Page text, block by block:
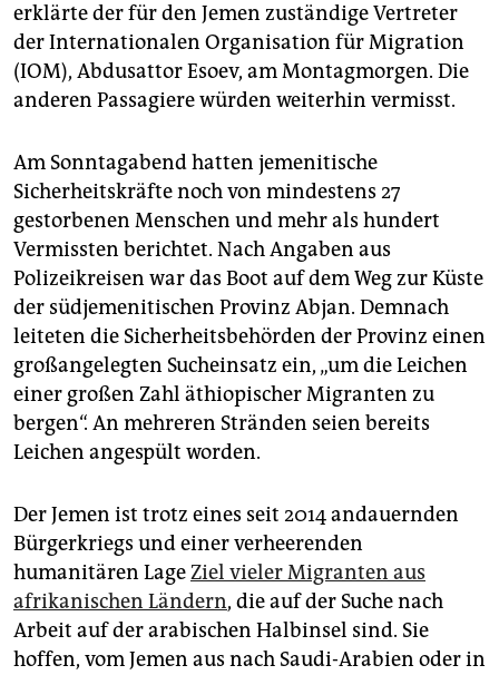
erklärte der für den Jemen zuständige Vertreter
der Internationalen Organisation für Migration
(IOM), Abdusattor Esoev, am Montagmorgen. Die
anderen Passagiere würden weiterhin vermisst.
Am Sonntagabend hatten jemenitische
Sicherheitskräfte noch von mindestens 27
gestorbenen Menschen und mehr als hundert
Vermissten berichtet. Nach Angaben aus
Polizeikreisen war das Boot auf dem Weg zur Küste
der südjemenitischen Provinz Abjan. Demnach
leiteten die Sicherheitsbehörden der Provinz einen
großangelegten Sucheinsatz ein, „um die Leichen
einer großen Zahl äthiopischer Migranten zu
bergen“. An mehreren Stränden seien bereits
Leichen angespült worden.
Der Jemen ist trotz eines seit 2014 andauernden
Bürgerkriegs und einer verheerenden
humanitären LageZiel vieler Migranten aus
afrikanischen Ländern, die auf der Suche nach
Arbeit auf der arabischen Halbinsel sind. Sie
hoffen, vom Jemen aus nach Saudi-Arabien oder in